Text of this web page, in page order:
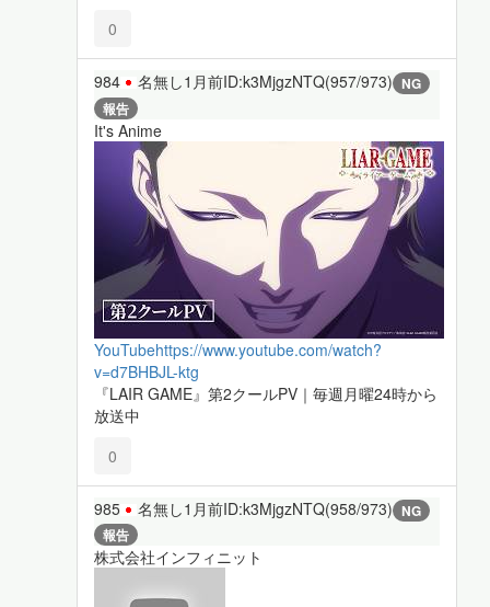
0
984 名無し1月前ID:k3MjgzNTQ(957/973) NG
報告
It's Anime
YouTubehttps://www.youtube.com/watch?
v=d7BHBJL-ktg
『LAIR GAME』第2クールPV｜毎週月曜24時から
放送中
0
985 名無し1月前ID:k3MjgzNTQ(958/973) NG
報告
株式会社インフィニット